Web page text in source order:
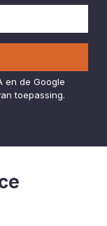
en de Google
toepassing.